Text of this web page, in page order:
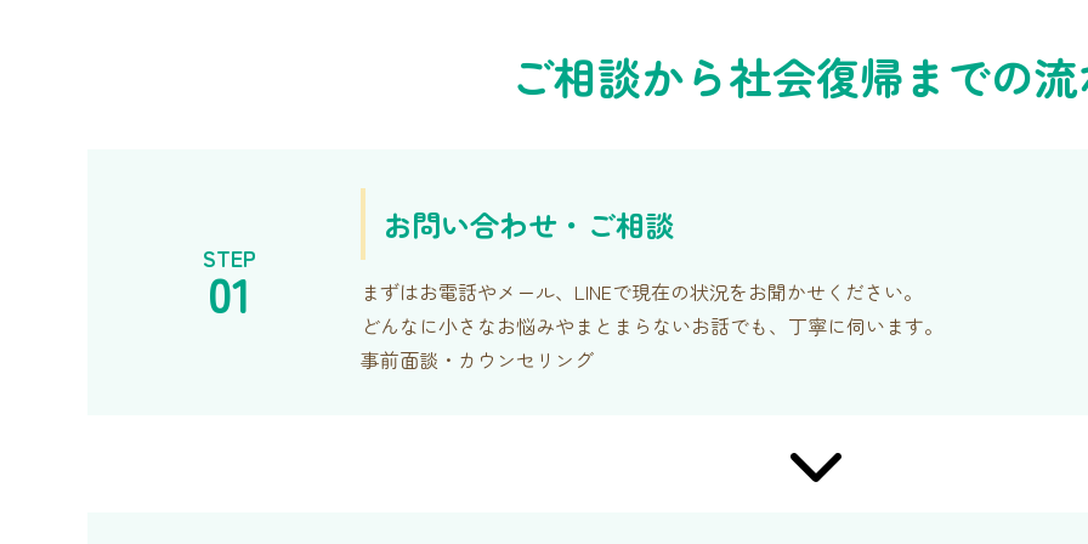
ご相談から社会復帰までの
STEP
01
お問い合わせ・ご相談
まずはお電話やメール、LINEで現在の状況をお聞かせください。
どんなに小さなお悩みやまとまらないお話でも、丁寧に伺います。
事前面談・カウンセリング